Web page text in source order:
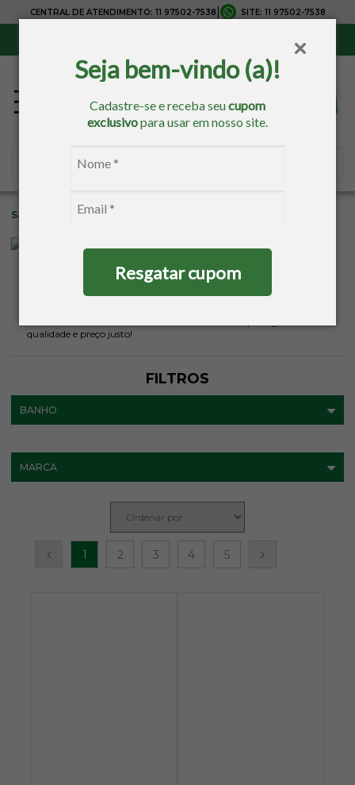
Seja bem-vindo (a)!
Cadastre-se e receba seucupom
exclusivopara usar em nosso site.
Resgatar cupom
CENTRAL DE ATENDIMENTO: 11 97502-7538 SITE: 11 97502-7538
Sacaria Banho
Nossa Categoria de Banho é composta por diversas Marcas e
Produtos para tornar o seu banho ainda melhor. São diversos
modelos de Toalha de Banho, Toalha de Rosto, Toalha de Lavabo,
qualidade e preço justo!
FILTROS
MARCA
BANHO
1 2 3 4 5